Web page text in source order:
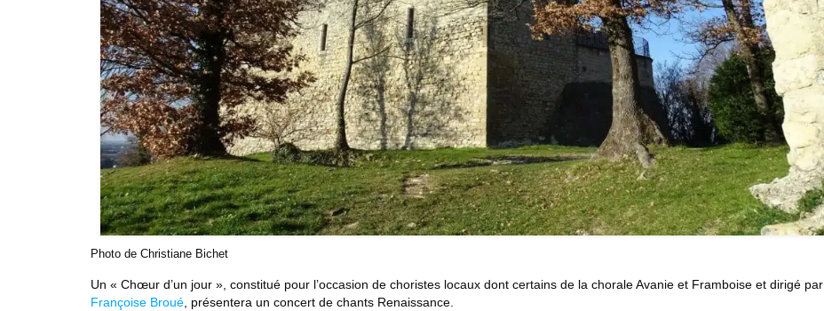
Photo de Christiane Bichet
Un « Chœur d’un jour », constitué pour l’occasion de choristes locaux dont certains de la chorale Avanie et Framboise et dirigé par
Françoise Broué , présentera un concert de chants Renaissance.